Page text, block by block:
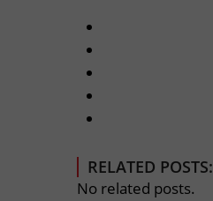
RELATED POSTS:
No related posts.